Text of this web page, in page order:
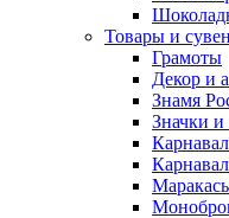
Товары и
Грамоты
Декор и
Знамя
Значки и